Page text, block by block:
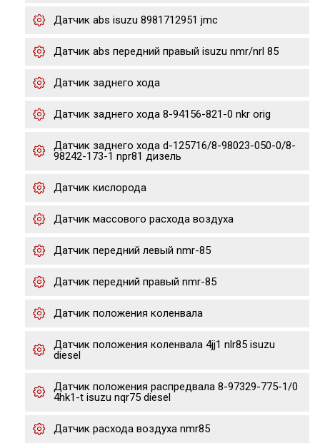
Датчик abs isuzu 8981712951 jmc
Датчик abs передний правый isuzu nmr/nrl 85
Датчик заднего хода
Датчик заднего хода 8-94156-821-0 nkr orig
Датчик заднего хода d-125716/8-98023-050-0/8-
98242-173-1 npr81 дизель
Датчик кислорода
Датчик массового расхода воздуха
Датчик передний левый nmr-85
Датчик передний правый nmr-85
Датчик положения коленвала
Датчик положения коленвала 4jj1 nlr85 isuzu
diesel
Датчик положения распредвала 8-97329-775-1/0
4hk1-t isuzu nqr75 diesel
Датчик расхода воздуха nmr85